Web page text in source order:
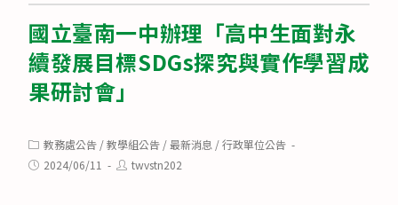
國立臺南一中辦理「高中生面對永
續發展目標SDGs探究與實作學習成
果研討會」
Post
category:
教務處公告 /教學組公告 /最新消息 /行政單位公告
Post2024/06/11
Posttwvstn202